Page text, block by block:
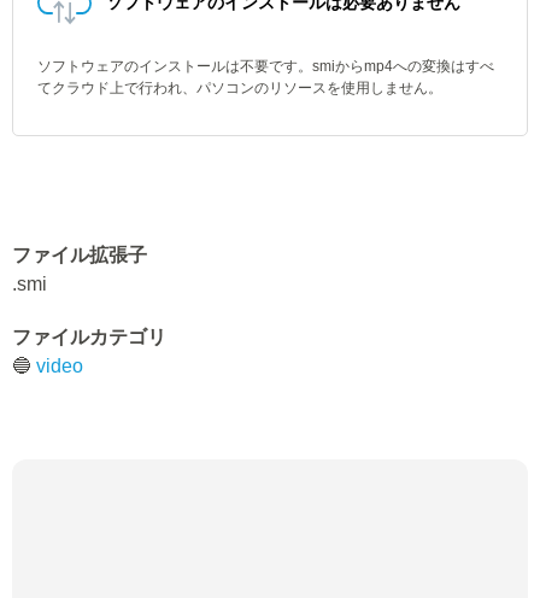
ソフトウェアのインストールは不要です。smiからmp4への変換はすべ
てクラウド上で行われ、パソコンのリソースを使用しません。
ファイル拡張子
.smi
ファイルカテゴリ
🔵 video